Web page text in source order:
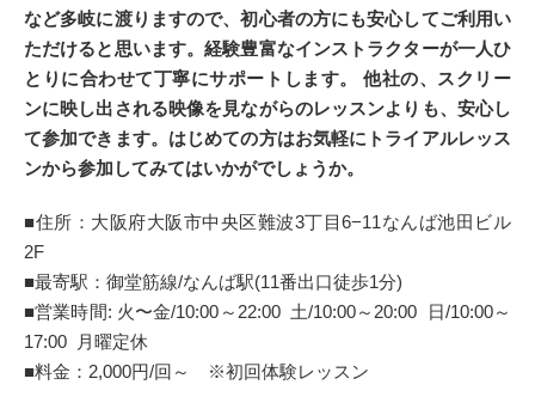
など多岐に渡りますので、初心者の方にも安心してご利用い
ただけると思います。経験豊富なインストラクターが一人ひ
とりに合わせて丁寧にサポートします。 他社の、スクリー
ンに映し出される映像を見ながらのレッスンよりも、安心し
て参加できます。はじめての方はお気軽にトライアルレッス
ンから参加してみてはいかがでしょうか。
■住所：大阪府大阪市中央区難波3丁目6−11なんば池田ビル
2F
■最寄駅：御堂筋線/なんば駅(11番出口徒歩1分)
■営業時間: 火〜金/10:00～22:00 土/10:00～20:00 日/10:00～
17:00 月曜定休
■料金：2,000円/回～ ※初回体験レッスン